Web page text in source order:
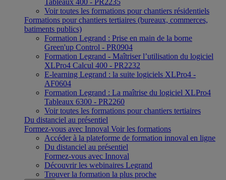
Tableaux 400 - PR2235
Voir toutes les formations pour chantiers résidentiels
Formations pour chantiers tertiaires (bureaux, commerces,
batiments publics)
Formation Legrand : Prise en main de la borne
Green'up Control - PR0904
Formation Legrand - Maîtriser l’utilisation du logiciel
XLPro4 Calcul 400 - PR2232
E-learning Legrand : la suite logiciels XLPro4 -
AF0604
Formation Legrand : La maîtrise du logiciel XLPro4
Tableaux 6300 - PR2260
Voir toutes les formations pour chantiers tertiaires
Du distanciel au présentiel
Formez-vous avec Innoval Voir les formations
Accéder à la plateforme de formation innoval en ligne
Du distanciel au présentiel
Formez-vous avec Innoval
Découvrir les webinaires Legrand
Trouver la formation la plus proche